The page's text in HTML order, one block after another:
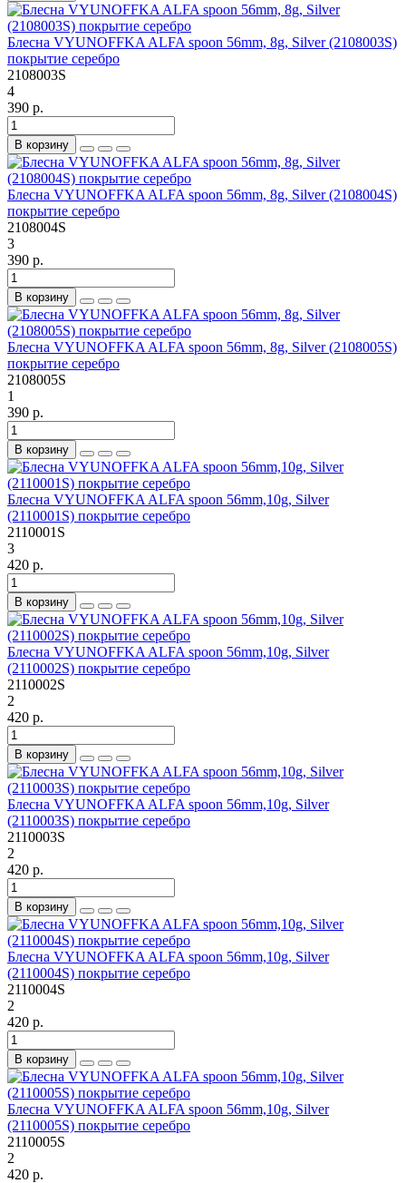
Блесна VYUNOFFKA ALFA spoon 56mm, 8g, Silver (2108003S)
покрытие серебро
2108003S
4
390 р.
В корзину
Блесна VYUNOFFKA ALFA spoon 56mm, 8g, Silver (2108004S)
покрытие серебро
2108004S
3
390 р.
В корзину
Блесна VYUNOFFKA ALFA spoon 56mm, 8g, Silver (2108005S)
покрытие серебро
2108005S
1
390 р.
В корзину
Блесна VYUNOFFKA ALFA spoon 56mm,10g, Silver
(2110001S) покрытие серебро
2110001S
3
420 р.
В корзину
Блесна VYUNOFFKA ALFA spoon 56mm,10g, Silver
(2110002S) покрытие серебро
2110002S
2
420 р.
В корзину
Блесна VYUNOFFKA ALFA spoon 56mm,10g, Silver
(2110003S) покрытие серебро
2110003S
2
420 р.
В корзину
Блесна VYUNOFFKA ALFA spoon 56mm,10g, Silver
(2110004S) покрытие серебро
2110004S
2
420 р.
В корзину
Блесна VYUNOFFKA ALFA spoon 56mm,10g, Silver
(2110005S) покрытие серебро
2110005S
2
420 р.